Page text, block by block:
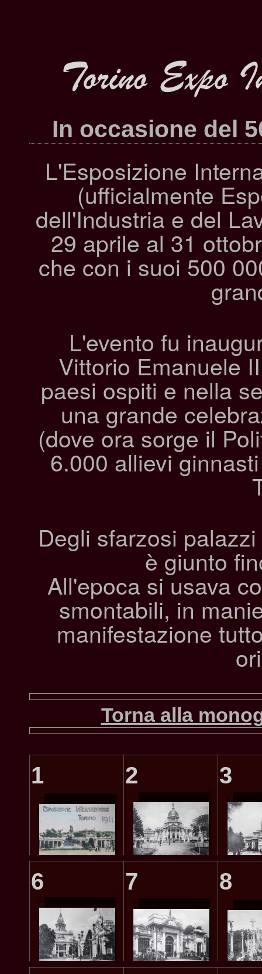
In occasione del
L'Esposizione
(ufficialmente
dell'Industria e del
29 aprile al 31
che con i suoi 500
L'evento fu
Vittorio Emanuele
paesi ospiti e nella
una grande
(dove ora sorge il
6.000 allievi
Degli sfarzosi
è giunto
All'epoca si usava
smontabili, in
manifestazione
Torna alla
1 2 3
6 7 8